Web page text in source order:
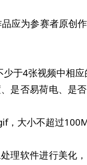
应为参赛者原创
少于4张视频中相
是否易荷电、是
，大小不超过
理软件进行美化